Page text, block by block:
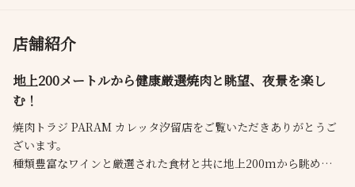
店舗紹介
地上200メートルから健康厳選焼肉と眺望、夜景を楽し
む！
焼肉トラジ PARAM カレッタ汐留店をご覧いただきありがとうご
ざいます。
種類豊富なワインと厳選された食材と共に地上200mから眺める